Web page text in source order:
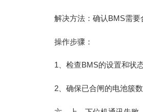
解决方法：确认BMS需要
操作步骤：
1、检查BMS的设置和状态
2、确保已合闸的电池簇